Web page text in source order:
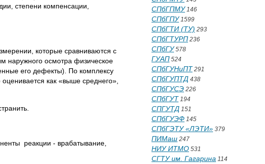
степени компенсации,
которые сравниваются с
наружного осмотра физическое
его дефекты). По комплексу
как «выше среднего»,
реакции - врабатывание,
СПбГПМУ146
СПбГПУ1599
СПбГТИ (ТУ) 293
СПбГТУРП 236
СПбГУ578
ГУАП 524
СПбГУНиПТ 291
СПбГУПТД 438
СПбГУСЭ 226
СПбГУТ 194
СПГУТД 151
СПбГУЭФ 145
СПбГЭТУ «ЛЭТИ» 379
ПИМаш 247
НИУ ИТМО 531
СГТУ им. Гагарина 114